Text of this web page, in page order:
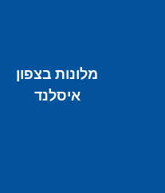
מלונות בצפון
איסלנד